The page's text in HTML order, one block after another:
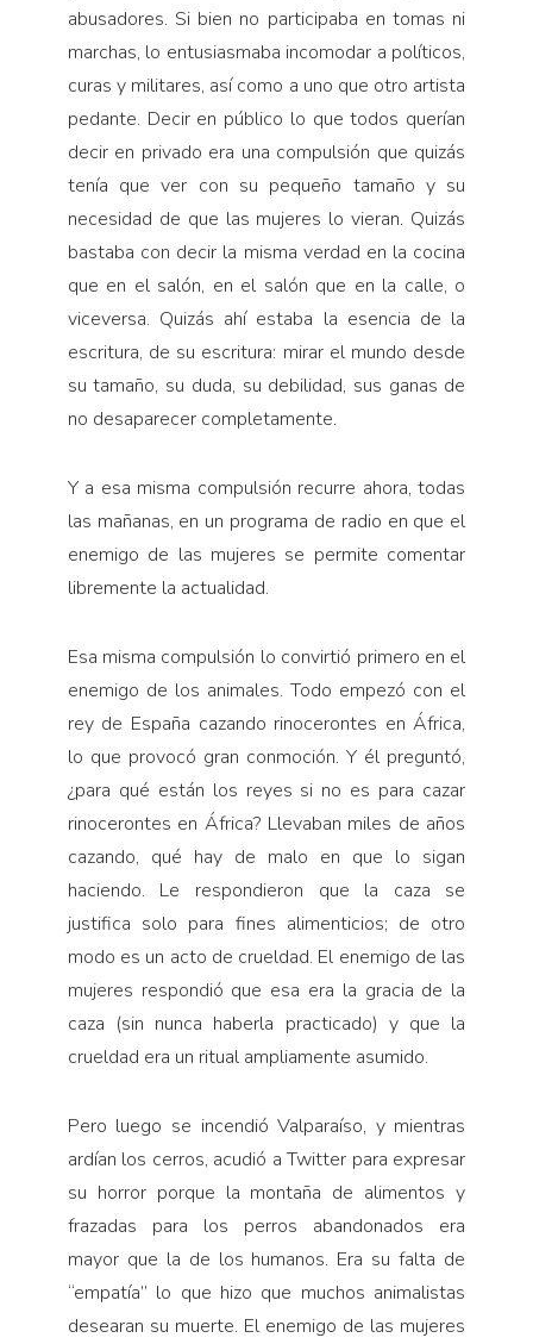
abusadores. Si bien no participaba en tomas ni
marchas, lo entusiasmaba incomodar a políticos,
curas y militares, así como a uno que otro artista
pedante. Decir en público lo que todos querían
decir en privado era una compulsión que quizás
tenía que ver con su pequeño tamaño y su
necesidad de que las mujeres lo vieran. Quizás
bastaba con decir la misma verdad en la cocina
que en el salón, en el salón que en la calle, o
viceversa. Quizás ahí estaba la esencia de la
escritura, de su escritura: mirar el mundo desde
su tamaño, su duda, su debilidad, sus ganas de
no desaparecer completamente.
Y a esa misma compulsión recurre ahora, todas
las mañanas, en un programa de radio en que el
enemigo de las mujeres se permite comentar
libremente la actualidad.
Esa misma compulsión lo convirtió primero en el
enemigo de los animales. Todo empezó con el
rey de España cazando rinocerontes en África,
lo que provocó gran conmoción. Y él preguntó,
¿para qué están los reyes si no es para cazar
rinocerontes en África? Llevaban miles de años
cazando, qué hay de malo en que lo sigan
haciendo. Le respondieron que la caza se
justifica solo para fines alimenticios; de otro
modo es un acto de crueldad. El enemigo de las
mujeres respondió que esa era la gracia de la
caza (sin nunca haberla practicado) y que la
crueldad era un ritual ampliamente asumido.
Pero luego se incendió Valparaíso, y mientras
ardían los cerros, acudió a Twitter para expresar
su horror porque la montaña de alimentos y
frazadas para los perros abandonados era
mayor que la de los humanos. Era su falta de
“empatía” lo que hizo que muchos animalistas
desearan su muerte. El enemigo de las mujeres